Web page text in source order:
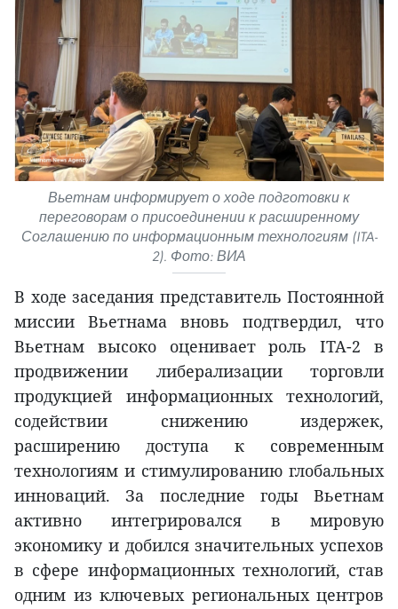
Вьетнам информирует о ходе подготовки к
переговорам о присоединении к расширенному
Соглашению по информационным технологиям (ITA-
2). Фото: ВИА
В ходе заседания представитель Постоянной
миссии Вьетнама вновь подтвердил, что
Вьетнам высоко оценивает роль ITA-2 в
продвижении либерализации торговли
продукцией информационных технологий,
содействии снижению издержек,
расширению доступа к современным
технологиям и стимулированию глобальных
инноваций. За последние годы Вьетнам
активно интегрировался в мировую
экономику и добился значительных успехов
в сфере информационных технологий, став
одним из ключевых региональных центров